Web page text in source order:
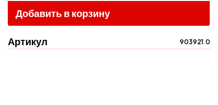
Добавить в корзину
Артикул 903921.0